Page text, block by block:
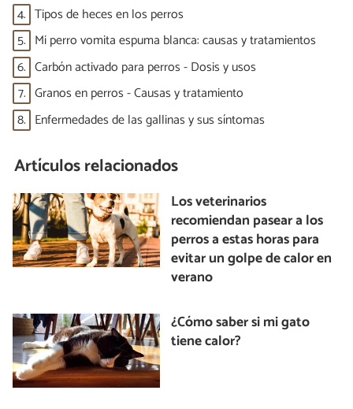
4. Tipos de heces en los perros
5. Mi perro vomita espuma blanca: causas y tratamientos
6. Carbón activado para perros - Dosis y usos
7. Granos en perros - Causas y tratamiento
8. Enfermedades de las gallinas y sus síntomas
Artículos relacionados
Los veterinarios
recomiendan pasear a los
perros a estas horas para
evitar un golpe de calor en
verano
¿Cómo saber si mi gato
tiene calor?